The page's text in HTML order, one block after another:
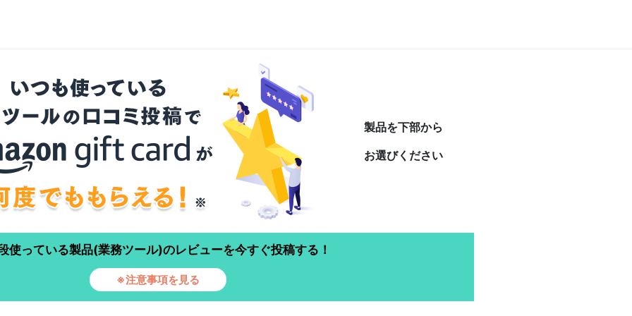
製品を下部から
お選びください
使っている製品(業務ツール)のレビューを今すぐ投稿する！
※注意事項を見る